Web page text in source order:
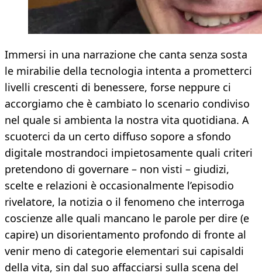
Immersi in una narrazione che canta senza sosta
le mirabilie della tecnologia intenta a prometterci
livelli crescenti di benessere, forse neppure ci
accorgiamo che è cambiato lo scenario condiviso
nel quale si ambienta la nostra vita quotidiana. A
scuoterci da un certo diffuso sopore a sfondo
digitale mostrandoci impietosamente quali criteri
pretendono di governare – non visti – giudizi,
scelte e relazioni è occasionalmente l’episodio
rivelatore, la notizia o il fenomeno che interroga
coscienze alle quali mancano le parole per dire (e
capire) un disorientamento profondo di fronte al
venir meno di categorie elementari sui capisaldi
della vita, sin dal suo affacciarsi sulla scena del